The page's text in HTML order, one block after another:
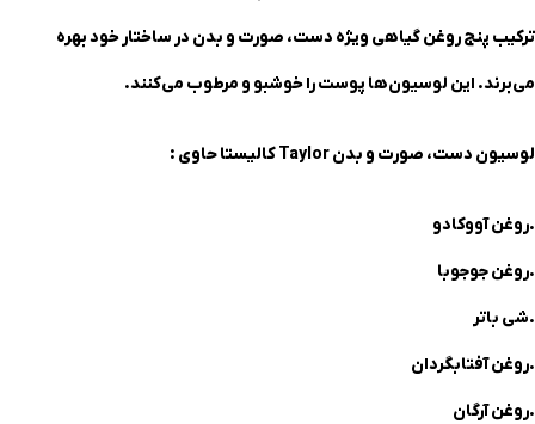
ترکیب پنج روغن گیاهی ویژه دست، صورت و بدن در ساختار خود بهره
می‌برند. این لوسیون‌ها پوست را خوشبو و مرطوب می‌کنند.
لوسیون دست، صورت و بدن Taylor کالیستا حاوی :
.روغن آووکادو
.روغن جوجوبا
.شی باتر
.روغن آفتابگردان
.روغن آرگان